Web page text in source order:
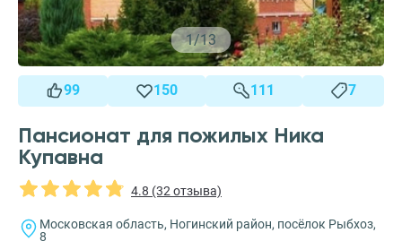
1/13
99 150 111 7
Пансионат для пожилых Ника
Купавна
4.8 (32 отзыва)
Московская область, Ногинский район, посёлок Рыбхоз,
8